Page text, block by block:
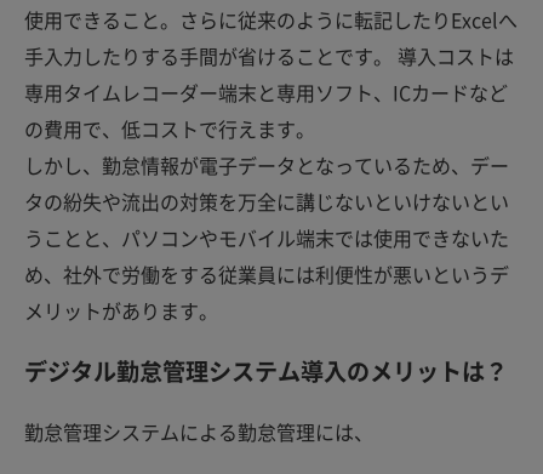
使用できること。さらに従来のように転記したりExcelへ
手入力したりする手間が省けることです。 導入コストは
専用タイムレコーダー端末と専用ソフト、ICカードなど
の費用で、低コストで行えます。
しかし、勤怠情報が電子データとなっているため、デー
タの紛失や流出の対策を万全に講じないといけないとい
うことと、パソコンやモバイル端末では使用できないた
め、社外で労働をする従業員には利便性が悪いというデ
メリットがあります。
デジタル勤怠管理システム導入のメリットは？
勤怠管理システムによる勤怠管理には、